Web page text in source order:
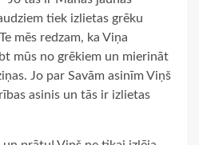
tiek izlietas grēku
mēs redzam, ka Viņa
mūs no grēkiem un mierināt
Jo par Savām asinīm Viņš
asinis un tās ir izlietas